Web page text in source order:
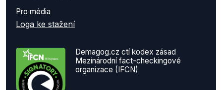
Pro média
Loga ke stažení
Demagog.cz ctí kodex zásad
Mezinárodní fact-checkingové
organizace (IFCN)